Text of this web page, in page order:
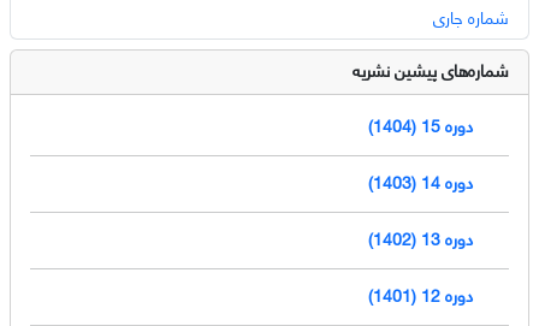
شماره جاری
شماره‌های پیشین نشریه
دوره 15 (1404)
دوره 14 (1403)
دوره 13 (1402)
دوره 12 (1401)